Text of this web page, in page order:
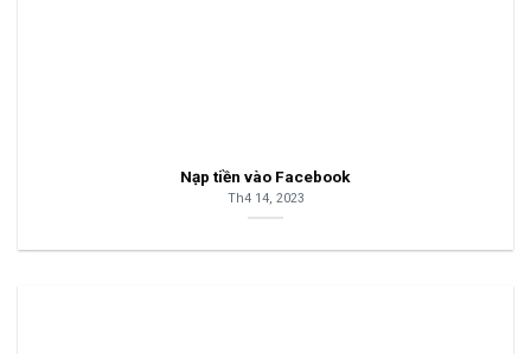
Nạp tiền vào Facebook
Th4 14, 2023